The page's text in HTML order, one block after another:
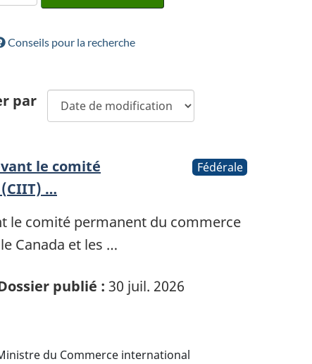
Conseils pour la recherche
par
le comité
…
Fédérale
le comité permanent du commerce
Canada et les …
publié : 30 juil. 2026
du Commerce international